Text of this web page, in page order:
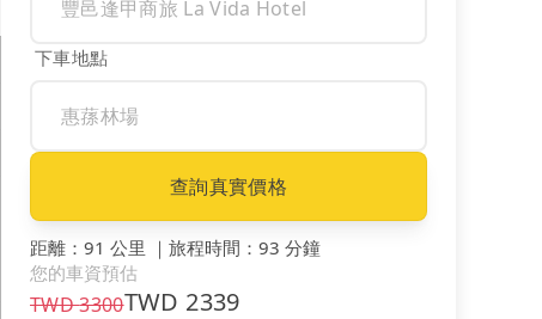
下車地點
查詢真實價格
距離 ： 91 公里 ｜ 旅程時間 ： 93 分鐘
您的車資預估
TWD3300TWD 2339